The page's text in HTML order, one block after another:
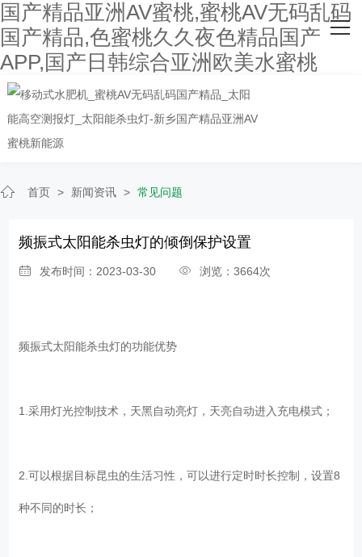
国产精品亚洲AV蜜桃,蜜桃AV无码乱码
国产精品,色蜜桃久久夜色精品国产
APP,国产日韩综合亚洲欧美水蜜桃
网站首页
关于国产精品亚洲AV蜜桃
主营产品
客户案例
人才招聘
联系国产精品亚洲AV蜜桃
首页 > 新闻资讯 > 常见问题
频振式太阳能杀虫灯的倾倒保护设置
发布时间：2023-03-30 浏览：3664次
频振式太阳能杀虫灯的功能优势
1.采用灯光控制技术，天黑自动亮灯，天亮自动进入充电模式；
2.可以根据目标昆虫的生活习性，可以进行定时时长控制，设置8
种不同的时长；